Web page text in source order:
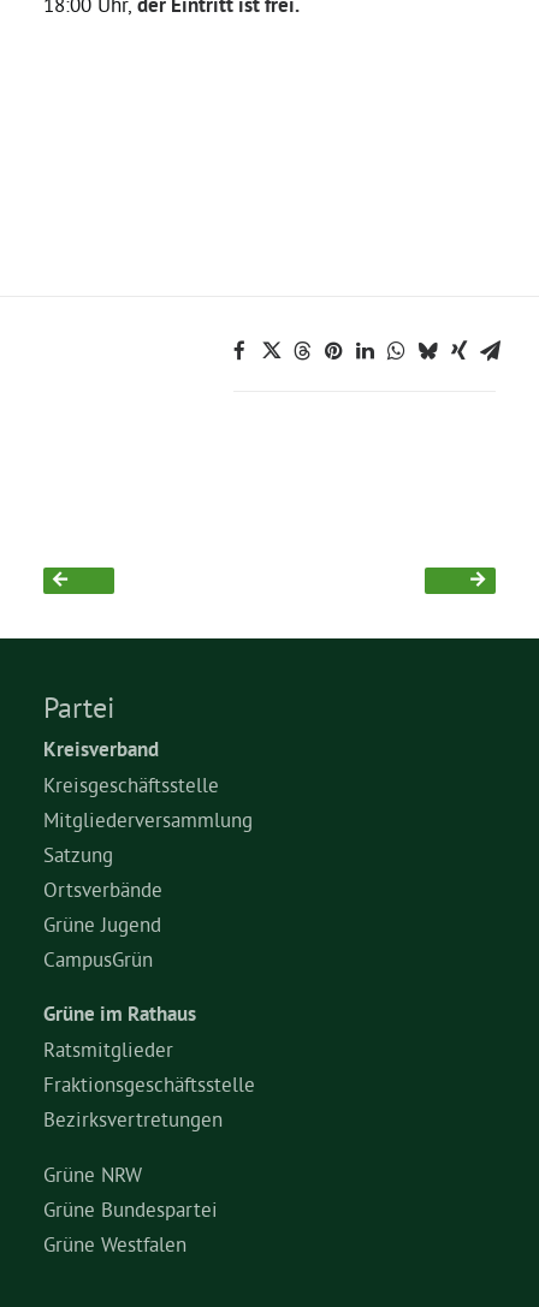
Partei
Kreisverband
Kreisgeschäftsstelle
Mitgliederversammlung
Satzung
Ortsverbände
Grüne Jugend
CampusGrün
Grüne im Rathaus
Ratsmitglieder
Fraktionsgeschäftsstelle
Bezirksvertretungen
Grüne NRW
Grüne Bundespartei
Grüne Westfalen